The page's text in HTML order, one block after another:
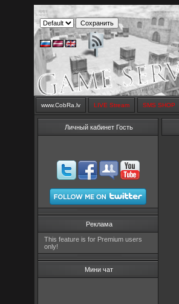
www.CobRa.lv LIVE Stream SMS SHOP
Личный кабинет Гость
Реклама
This feature is for Premium users
only!
Мини чат